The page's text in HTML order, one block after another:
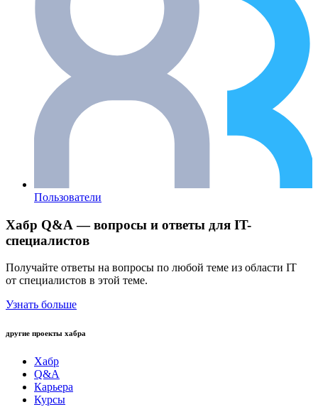
Пользователи
Хабр Q&A — вопросы и ответы для IT-
специалистов
Получайте ответы на вопросы по любой теме из области IT
от специалистов в этой теме.
Узнать больше
другие проекты хабра
Хабр
Q&A
Карьера
Курсы